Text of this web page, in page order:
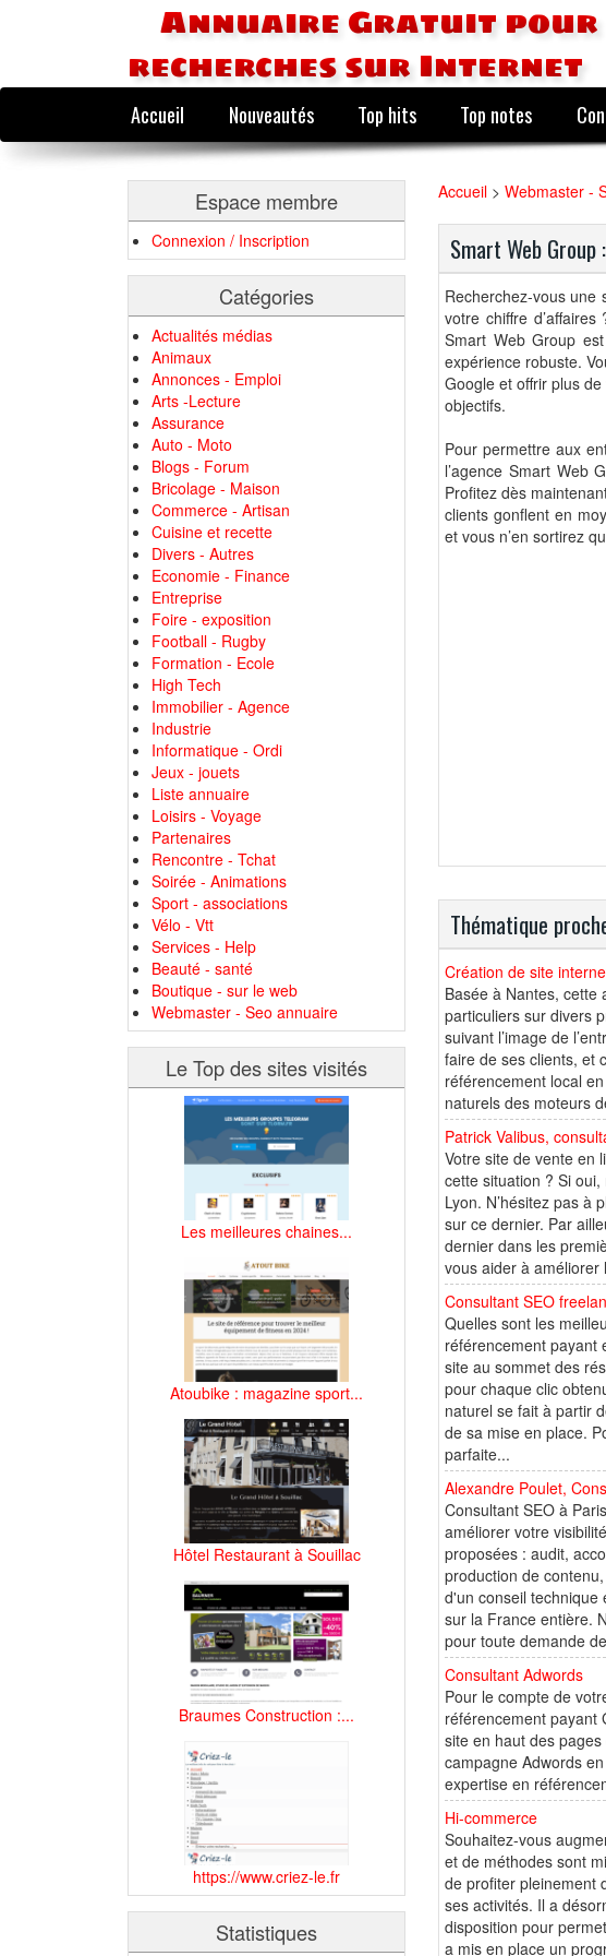
Annuaire Gratuit pour
recherches sur Internet
Accueil Nouveautés Top hits Top notes
Espace membre
Connexion / Inscription
Catégories
Actualités médias
Animaux
Annonces - Emploi
Arts -Lecture
Assurance
Auto - Moto
Blogs - Forum
Bricolage - Maison
Commerce - Artisan
Cuisine et recette
Divers - Autres
Economie - Finance
Entreprise
Foire - exposition
Football - Rugby
Formation - Ecole
High Tech
Immobilier - Agence
Industrie
Informatique - Ordi
Jeux - jouets
Liste annuaire
Loisirs - Voyage
Partenaires
Rencontre - Tchat
Soirée - Animations
Sport - associations
Vélo - Vtt
Services - Help
Beauté - santé
Boutique - sur le web
Webmaster - Seo annuaire
Le Top des sites visités
Les meilleures chaines...
Atoubike : magazine sport...
Hôtel Restaurant à Souillac
Braumes Construction :...
https://www.criez-le.fr
Statistiques
Accueil > Webmaster -
Smart Web Group
Recherchez-vous une
votre chiffre
Smart Web Group
expérience robuste.
Google et offrir plus
objectifs.
Pour permettre aux
l’agence Smart Web
Profitez dès
clients gonflent en
et vous n’en sortirez
Thématique
Création de site
Basée à Nantes, cette
particuliers sur divers
suivant l’image de
faire de ses clients, et
référencement local
naturels des moteurs
Patrick Valibus,
Votre site de vente en
cette situation ? Si
Lyon. N’hésitez pas
sur ce dernier. Par
dernier dans les
vous aider à
Consultant SEO
Quelles sont les
référencement payant
site au sommet des
pour chaque clic
naturel se fait à partir
de sa mise en place.
parfaite...
Alexandre Poulet,
Consultant SEO à
améliorer votre
proposées : audit,
production de
d'un conseil technique
sur la France entière.
pour toute demande
Consultant Adwords
Pour le compte de
référencement payant
site en haut des
campagne Adwords
expertise en
Hi-commerce
Souhaitez-vous
et de méthodes sont
de profiter pleinement
ses activités. Il a
disposition pour
a mis en place un